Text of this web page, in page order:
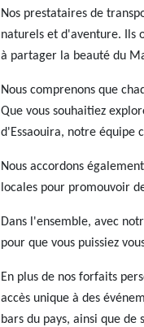
Nos prestataires de
naturels et d'aventure. Ils
à partager la beauté du
Nous comprenons que
Que vous souhaitiez
d'Essaouira, notre équipe
Nous accordons
locales pour promouvoir
Dans l'ensemble, avec
pour que vous puissiez
En plus de nos forfaits
accès unique à des
bars du pays, ainsi que de